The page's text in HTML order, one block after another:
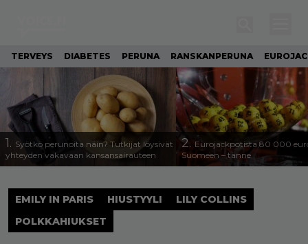
TERVEYS DIABETES PERUNA RANSKANPERUNA
1. Syötkö perunoita näin? Tutkijat löysivät
yhteyden vakavaan kansansairauteen
2. Eurojackpotista 80 000
Suomeen – tänne
EMILY IN PARIS HIUSTYYLI
LILY COLLINS
POLKKAHIUKSET